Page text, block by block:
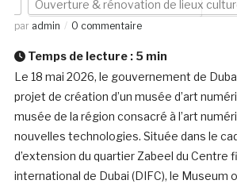
Ouverture & rénovation de lieux
par admin 0 commentaire
Temps de lecture : 5 min
Le 18 mai 2026, le gouvernement de
projet de création d’un musée d’art
musée de la région consacré à l’art
nouvelles technologies. Située dans le
d’extension du quartier Zabeel du Centre
international de Dubai (DIFC), le Museum